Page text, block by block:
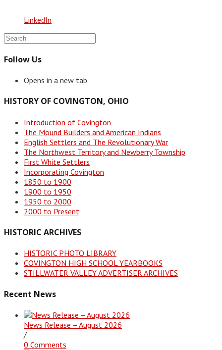
LinkedIn
Follow Us
Opens in a new tab
HISTORY OF COVINGTON, OHIO
Introduction of Covington
The Mound Builders and American Indians
English Settlers and The Revolutionary War
The Northwest Territory and Newberry Township
First White Settlers
Incorporating Covington
1850 to 1900
1900 to 1950
1950 to 2000
2000 to Present
HISTORIC ARCHIVES
HISTORIC PHOTO LIBRARY
COVINGTON HIGH SCHOOL YEARBOOKS
STILLWATER VALLEY ADVERTISER ARCHIVES
Recent News
News Release – August 2026
/
0 Comments